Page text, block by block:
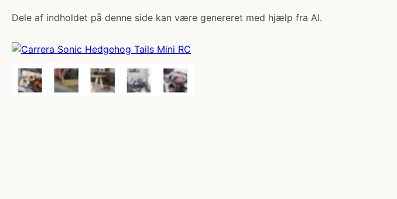
Dele af indholdet på denne side kan være genereret med hjælp fra AI.